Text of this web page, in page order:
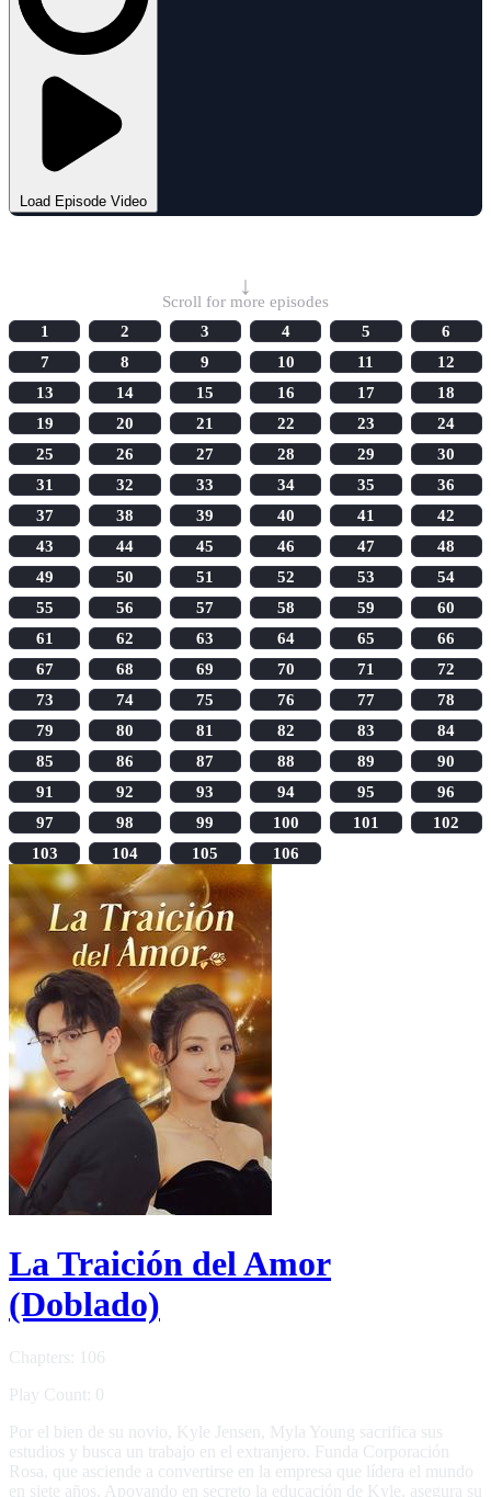
Load Episode Video
↓
Scroll for more episodes
1
2 3 4 5
6
7
8 9 10 11
12
13
14 15 16 17
18
19
20 21 22 23
24
25
26 27 28 29
30
31
32 33 34 35
36
37
38 39 40 41
42
43
44 45 46 47
48
49
50 51 52 53
54
55
56 57 58 59
60
61
62 63 64 65
66
67
68 69 70 71
72
73
74 75 76 77
78
79
80 81 82 83
84
85
86 87 88 89
90
91
92 93 94 95
96
97
98 99 100 101
102
103
104 105 106
La Traición del Amor
(Doblado)
Chapters: 106
Play Count: 0
Por el bien de su novio, Kyle Jensen, Myla Young sacrifica sus
estudios y busca un trabajo en el extranjero. Funda Corporación
Rosa, que asciende a convertirse en la empresa que lídera el mundo
en siete años. Apoyando en secreto la educación de Kyle, asegura su